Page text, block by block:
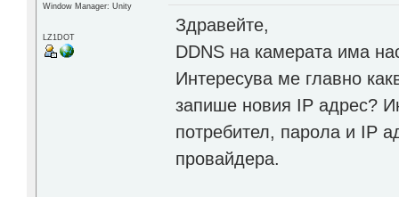
Window Manager: Unity
LZ1DOT
Здравейте,
DDNS на камерата има
Интересува ме главно
запише новия IP адрес?
потребител, парола и IP
провайдера.